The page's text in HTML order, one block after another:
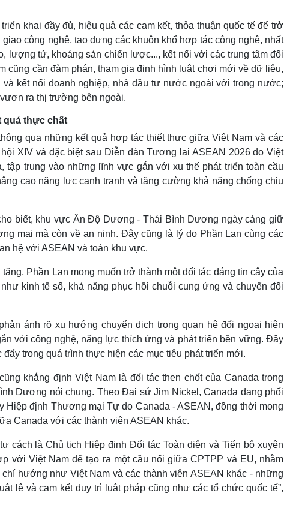
khai đầy đủ, hiệu quả các cam kết, thỏa thuận quốc tế để trở
công nghệ, tạo dựng các khuôn khổ hợp tác công nghệ, nhất
lượng tử, khoáng sản chiến lược..., kết nối với các trung tâm đổi
cũng cần đàm phán, tham gia định hình luật chơi mới về dữ liệu,
kết nối doanh nghiệp, nhà đầu tư nước ngoài với trong nước;
ra thị trường bên ngoài.
quả thực chất
qua những kết quả hợp tác thiết thực giữa Việt Nam và các
XIV và đặc biệt sau Diễn đàn Tương lai ASEAN 2026 do Việt
trung vào những lĩnh vực gắn với xu thế phát triển toàn cầu
cao năng lực cạnh tranh và tăng cường khả năng chống chịu
biết, khu vực Ấn Độ Dương - Thái Bình Dương ngày càng giữ
mại mà còn về an ninh. Đây cũng là lý do Phần Lan cùng các
hệ với ASEAN và toàn khu vực.
Phần Lan mong muốn trở thành một đối tác đáng tin cậy của
kinh tế số, khả năng phục hồi chuỗi cung ứng và chuyển đổi
ánh rõ xu hướng chuyển dịch trong quan hệ đối ngoại hiện
với công nghệ, năng lực thích ứng và phát triển bền vững. Đây
trong quá trình thực hiện các mục tiêu phát triển mới.
khẳng định Việt Nam là đối tác then chốt của Canada trong
Dương nói chung. Theo Đại sứ Jim Nickel, Canada đang phối
Hiệp định Thương mại Tự do Canada - ASEAN, đồng thời mong
Canada với các thành viên ASEAN khác.
cách là Chủ tịch Hiệp định Đối tác Toàn diện và Tiến bộ xuyên
với Việt Nam để tạo ra một cầu nối giữa CPTPP và EU, nhằm
hướng như Việt Nam và các thành viên ASEAN khác - những
lệ và cam kết duy trì luật pháp cũng như các tổ chức quốc tế”,